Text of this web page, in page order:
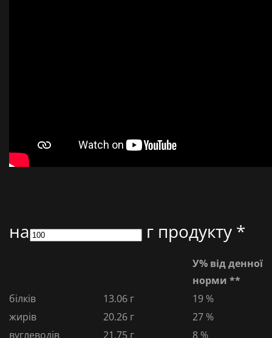
на г продукту *
У% від денної
норми **
білків
13.06 г
19 %
жирів
20.26 г
27 %
вуглеводів
21.75 г 8 %